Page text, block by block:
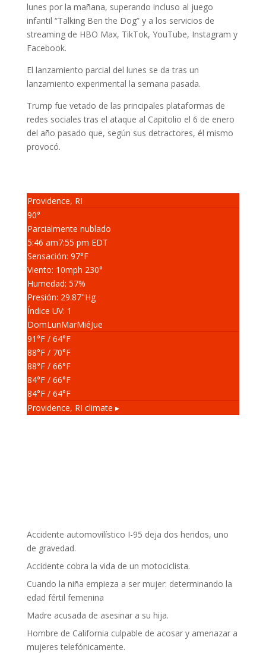
lunes por la mañana, superando incluso al juego
infantil “Talking Ben the Dog” y a los servicios de
streaming de HBO Max, TikTok, YouTube, Instagram y
Facebook.
El lanzamiento parcial del lunes se da tras un
lanzamiento experimental la semana pasada.
Trump fue vetado de las principales plataformas de
redes sociales tras el ataque al Capitolio el 6 de enero
del año pasado que, según sus detractores, él mismo
provocó.
Providence, RI
90°
Parcialmente nublado
5:46 am7:55 pm EDT
Sensación: 97°F
Viento: 10mph 230°
Humedad: 57%
Presión: 29.87"Hg
Índice UV: 1
DomLunMarMiéJue
91°F/ 64°F
88°F/ 70°F
88°F/ 66°F
84°F/ 66°F
84°F/ 64°F
Providence, RI climate ▸
Accidente automovilístico I-95 deja dos heridos, uno
de gravedad.
Accidente cobra la vida de un motociclista.
Cuando la niña empieza a ser mujer: determinando la
edad fértil femenina
Madre acusada de asesinar a su hija.
Hombre de California culpable de acosar y amenazar a
mujeres telefónicamente.